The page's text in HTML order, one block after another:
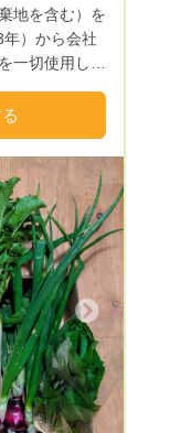
姿で目の前に
くるものがあ
方々が作られ
屈指のレスト
地を含む）を
）から会社
一切使用しな
がら、現在周
別では恐らく
培していま
を卸してい
品種の野菜は
にマッチでき
した。令和２
りに専念し更
きたいと考え
園のため多
一般のお店に
お野菜も含め
ンになりま
7〜11品目で